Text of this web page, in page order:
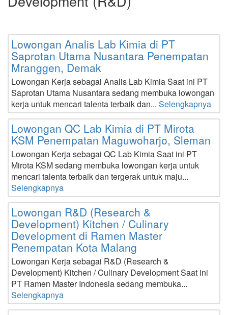
Lowongan Analis Lab Kimia di PT
Saprotan Utama Nusantara Penempatan
Mranggen, Demak
Lowongan Kerja sebagai Analis Lab Kimia Saat ini PT
Saprotan Utama Nusantara sedang membuka lowongan
kerja untuk mencari talenta terbaik dan... Selengkapnya
Lowongan QC Lab Kimia di PT Mirota
KSM Penempatan Maguwoharjo, Sleman
Lowongan Kerja sebagai QC Lab Kimia Saat ini PT
Mirota KSM sedang membuka lowongan kerja untuk
mencari talenta terbaik dan tergerak untuk maju...
Selengkapnya
Lowongan R&D (Research &
Development) Kitchen / Culinary
Development di Ramen Master
Penempatan Kota Malang
Lowongan Kerja sebagai R&D (Research &
Development) Kitchen / Culinary Development Saat ini
PT Ramen Master Indonesia sedang membuka...
Selengkapnya